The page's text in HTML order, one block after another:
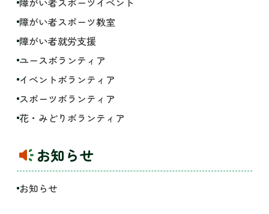
障がい者スポーツ教室
障がい者就労支援
ユースボランティア
イベントボランティア
スポーツボランティア
花・みどりボランティア
お知らせ
お知らせ